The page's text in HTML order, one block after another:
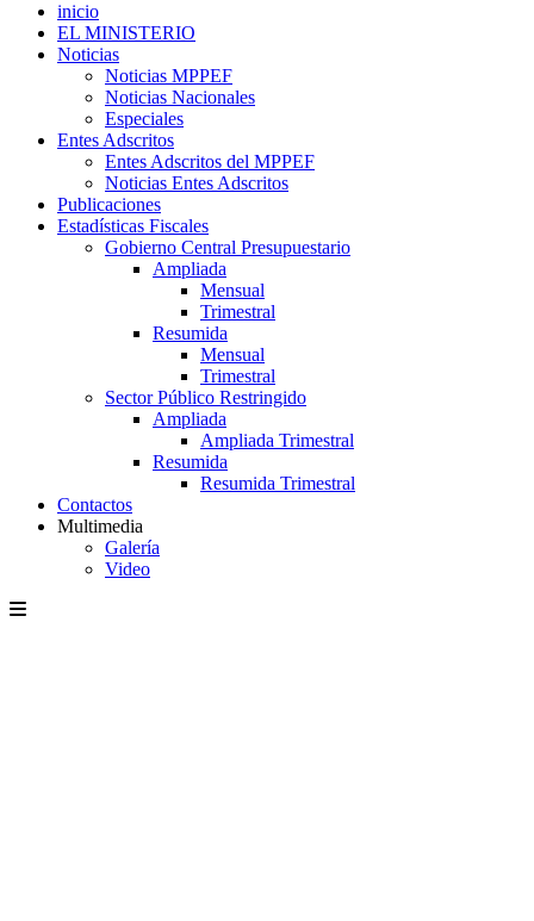
inicio
EL MINISTERIO
Noticias
Noticias MPPEF
Noticias Nacionales
Especiales
Entes Adscritos
Entes Adscritos del MPPEF
Noticias Entes Adscritos
Publicaciones
Estadísticas Fiscales
Gobierno Central Presupuestario
Ampliada
Mensual
Trimestral
Resumida
Mensual
Trimestral
Sector Público Restringido
Ampliada
Ampliada Trimestral
Resumida
Resumida Trimestral
Contactos
Multimedia
Galería
Video